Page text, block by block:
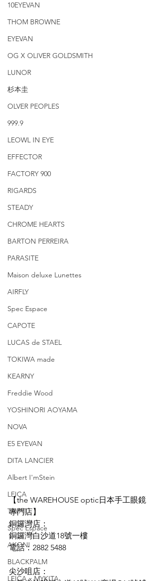
10EYEVAN
THOM BROWNE
EYEVAN
OG X OLIVER GOLDSMITH
LUNOR
杉本圭
OLVER PEOPLES
999.9
LEOWL IN EYE
EFFECTOR
FACTORY 900
RIGARDS
STEADY
CHROME HEARTS
BARTON PERREIRA
PARASITE
Maison deluxe Lunettes
AIRFLY
Spec Espace
CAPOTE
LUCAS de STAEL
TOKIWA made
KEARNY
Freddie Wood
YOSHINORI AOYAMA
NOVA
E5 EYEVAN
DITA LANCIER
Albert I'mStein
LEICA
TAVAT
Spec Espace
AKONI
BLACKPALM
LEICA x MYKITA
【the WAREHOUSE optic日本手工眼鏡
專門店】
銅鑼灣店：
銅鑼灣白沙道18號一樓
電話：2882 5488
尖沙咀店：